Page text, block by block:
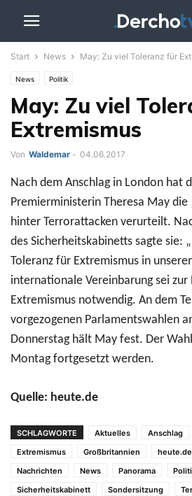
Start News May: Zu viel Toleranz für
News Politik
May: Zu viel
Extremismus
Von Waldemar - 04.06.2017
Nach dem Anschlag in London hat
Premierministerin Theresa May
hinter Terrorattacken verurteilt.
des Sicherheitskabinetts sagte sie:
Toleranz für Extremismus in
internationale Vereinbarung sei zur
Extremismus notwendig. An dem
vorgezogenen Parlamentswahlen
Donnerstag hält May fest. Der
Montag fortgesetzt werden.
Quelle: heute.de
SCHLAGWORTE Aktuelles Anschlag
Extremismus
Großbritannien heute.de
Nachrichten
News Panorama
Sicherheitskabinett
Sondersitzung